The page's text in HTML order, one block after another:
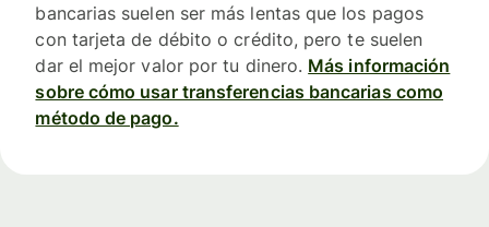
bancarias suelen ser más lentas que los pagos
con tarjeta de débito o crédito, pero te suelen
dar el mejor valor por tu dinero. Más información
sobre cómo usar transferencias bancarias como
método de pago.